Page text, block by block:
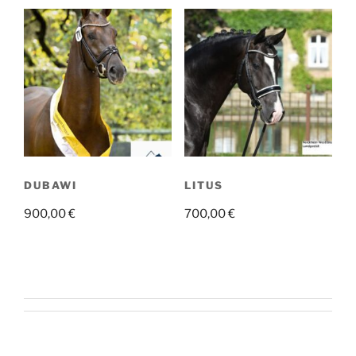
DUBAWI
900,00€
LITUS
700,00€